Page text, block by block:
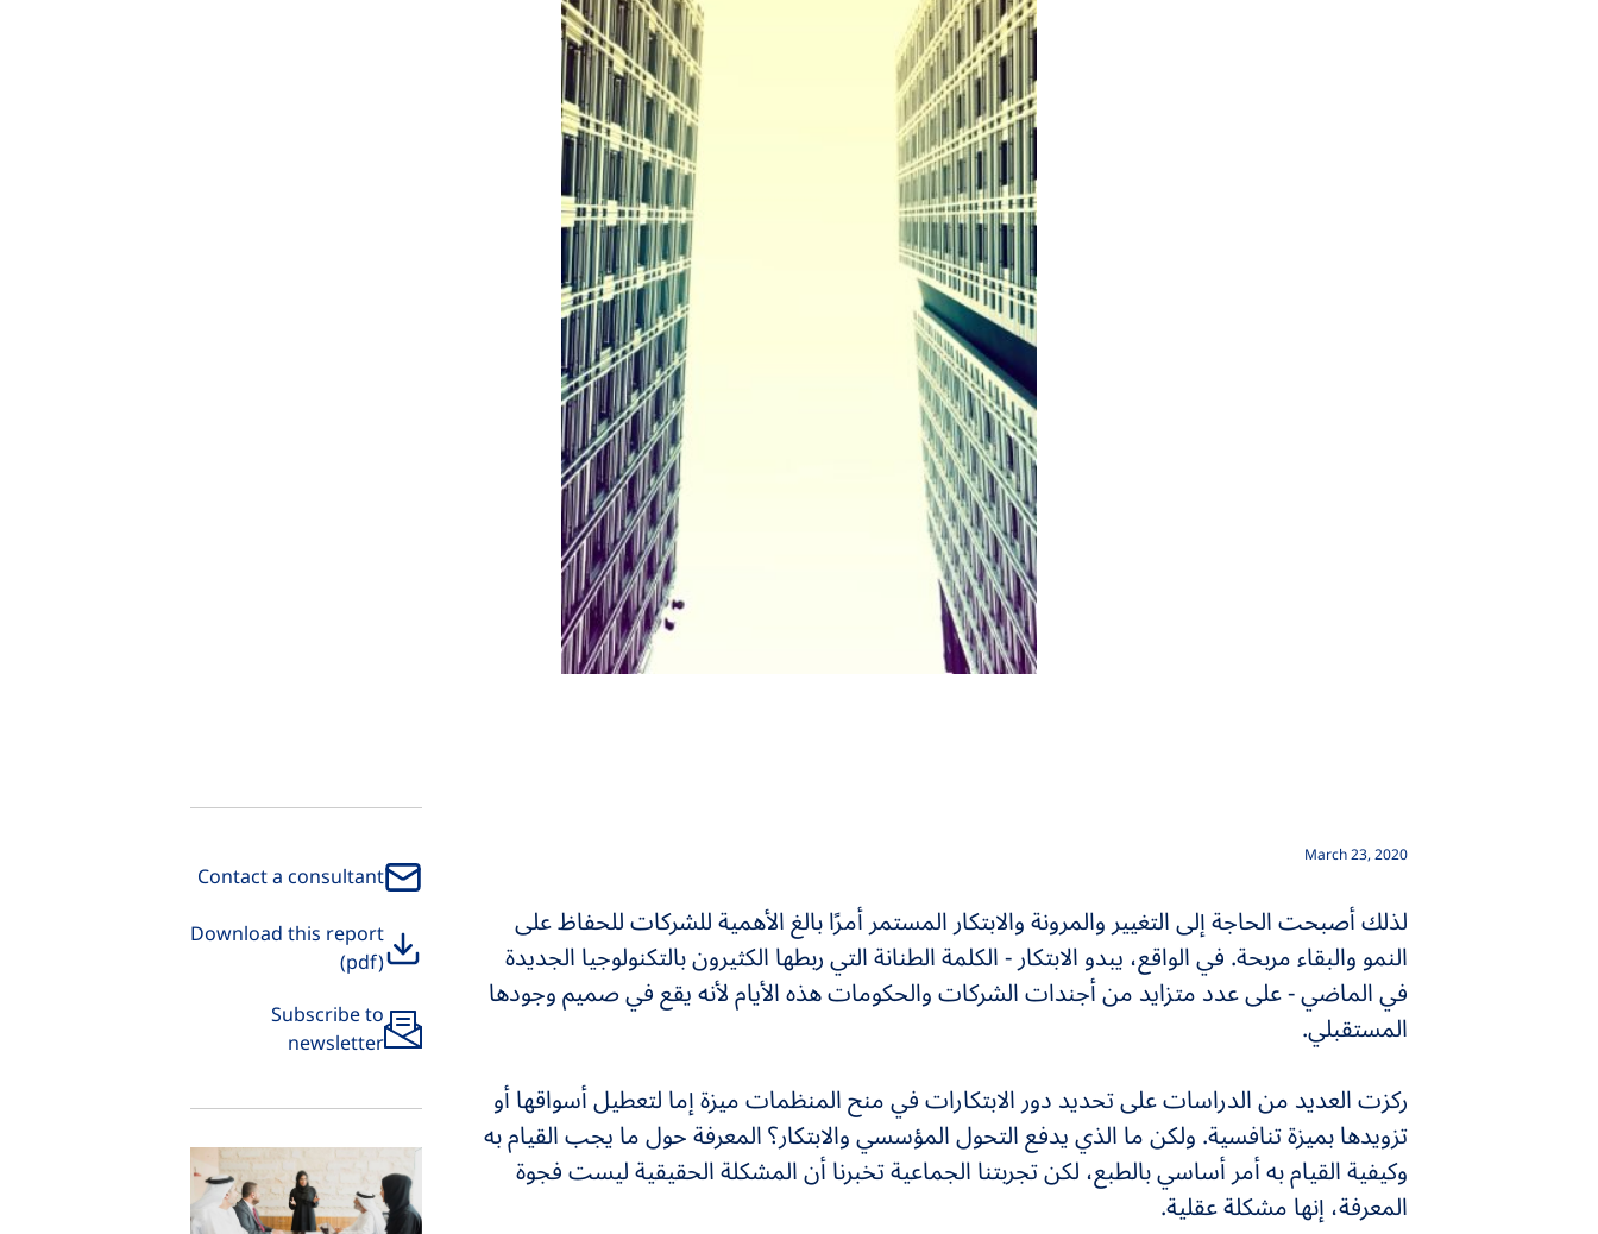
March 23, 2020
لذلك أصبحت الحاجة إلى التغيير والمرونة والابتكار المستمر أمرًا بالغ الأهمية للشركات للحفاظ على
النمو والبقاء مربحة. في الواقع، يبدو الابتكار - الكلمة الطنانة التي ربطها الكثيرون بالتكنولوجيا الجديدة
في الماضي - على عدد متزايد من أجندات الشركات والحكومات هذه الأيام لأنه يقع في صميم وجودها
المستقبلي.
ركزت العديد من الدراسات على تحديد دور الابتكارات في منح المنظمات ميزة إما لتعطيل أسواقها أو
تزويدها بميزة تنافسية. ولكن ما الذي يدفع التحول المؤسسي والابتكار؟ المعرفة حول ما يجب القيام به
وكيفية القيام به أمر أساسي بالطبع، لكن تجربتنا الجماعية تخبرنا أن المشكلة الحقيقية ليست فجوة
المعرفة، إنها مشكلة عقلية.
Contact a consultant
Download this report
(pdf)
Subscribe to
newsletter